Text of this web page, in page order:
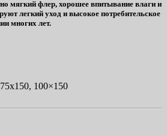
мягкий флер, хорошее впитывание влаги и
легкий уход и высокое потребительское
многих лет.
100×150